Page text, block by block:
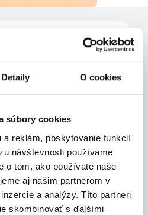
Detaily O cookies
súbory cookies
a reklám, poskytovanie funkcií
návštevnosti používame
o tom, ako používate naše
aj našim partnerom v
a analýzy. Títo partneri
skombinovať s ďalšími
(e-mail)